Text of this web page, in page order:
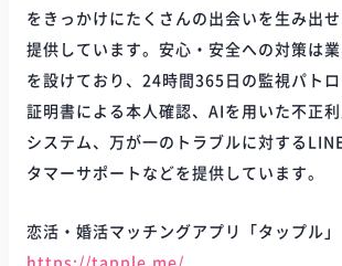
をきっかけにたくさんの出会いを生み出
提供しています。安心・安全への対策は
を設けており、24時間365日の監視パト
証明書による本人確認、AIを用いた不正
システム、万が一のトラブルに対する
タマーサポートなどを提供しています。
恋活・婚活マッチングアプリ「タップル」
https://tapple.me/